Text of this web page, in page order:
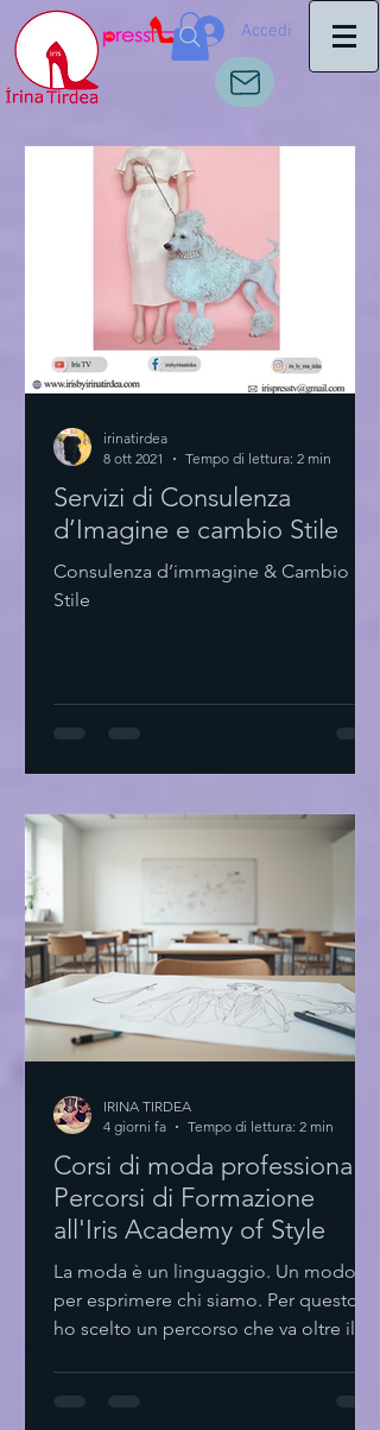
Accedi
Servizi di Consulenza
d’Imagine e cambio Stile
Consulenza d’immagine & Cambio
Stile
irinatirdea
8 ott 2021
Tempo di lettura: 2 min
Corsi di moda professionale:
Percorsi di Formazione
all'Iris Academy of Style
La moda è un linguaggio. Un modo
per esprimere chi siamo. Per questo
ho scelto un percorso che va oltre il
IRINA TIRDEA
4 giorni fa
Tempo di lettura: 2 min